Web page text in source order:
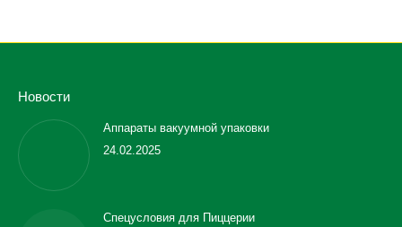
Новости
Аппараты вакуумной упаковки
24.02.2025
Спецусловия для Пиццерии